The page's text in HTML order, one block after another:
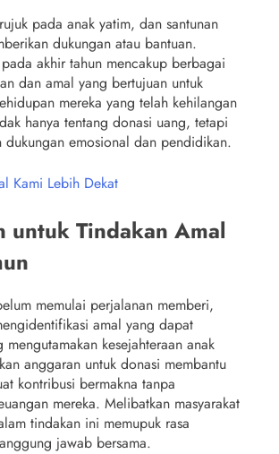
pada anak yatim, dan santunan
dukungan atau bantuan.
akhir tahun mencakup berbagai
dan amal yang bertujuan untuk
mereka yang telah kehilangan
hanya tentang donasi uang, tetapi
dukungan emosional dan pendidikan.
Kami Lebih Dekat
untuk Tindakan Amal
memulai perjalanan memberi,
amal yang dapat
kesejahteraan anak
anggaran untuk donasi membantu
kontribusi bermakna tanpa
mereka. Melibatkan masyarakat
tindakan ini memupuk rasa
jawab bersama.